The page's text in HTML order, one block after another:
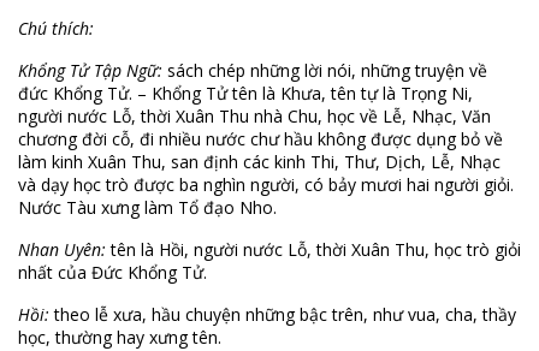
Chú thích:
Khổng Tử Tập Ngữ: sách chép những lời nói, những truyện về
đức Khổng Tử. – Khổng Tử tên là Khưa, tên tự là Trọng Ni,
người nước Lỗ, thời Xuân Thu nhà Chu, học về Lễ, Nhạc, Văn
chương đời cỗ, đi nhiều nước chư hầu không được dụng bỏ về
làm kinh Xuân Thu, san định các kinh Thi, Thư, Dịch, Lễ, Nhạc
và dạy học trò được ba nghìn người, có bảy mươi hai người giỏi.
Nước Tàu xưng làm Tổ đạo Nho.
Nhan Uyên: tên là Hồi, người nước Lỗ, thời Xuân Thu, học trò giỏi
nhất của Đức Khổng Tử.
Hồi:theo lễ xưa, hầu chuyện những bậc trên, như vua, cha, thầy
học, thường hay xưng tên.